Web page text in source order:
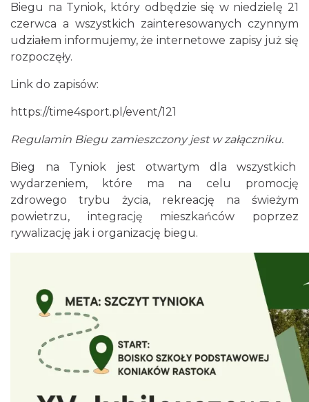
Dni Koronki Koniakowskiej
Koniaków
2026-08-13
Święto Jagnięciny w Istebnej
Istebna
2.45 km
Puchar Złotego Gronia
Istebna
2.92 km
Biegu na Tyniok, który odbędzie się w niedzielę 21
czerwca a wszystkich zainteresowanych czynnym
udziałem informujemy, że internetowe zapisy już się
rozpoczęły.
Link do zapisów:
https://time4sport.pl/event/121
Regulamin Biegu zamieszczony jest w załączniku.
Bieg na Tyniok jest otwartym dla wszystkich
wydarzeniem, które ma na celu promocję
zdrowego trybu życia, rekreację na świeżym
powietrzu, integrację mieszkańców poprzez
rywalizację jak i organizację biegu.